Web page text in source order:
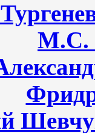
М.С.